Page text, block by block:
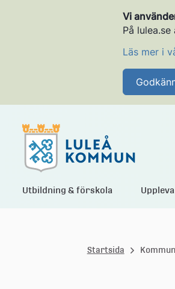
Vi
På
Läs mer i
L
Utbildning & förskola
Startsida